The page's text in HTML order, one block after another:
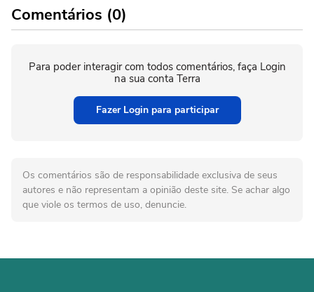
Comentários (0)
Para poder interagir com todos comentários, faça Login
na sua conta Terra
Fazer Login para participar
Os comentários são de responsabilidade exclusiva de seus
autores e não representam a opinião deste site. Se achar algo
que viole os termos de uso, denuncie.